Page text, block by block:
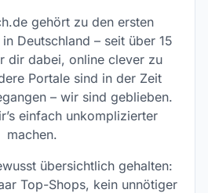
gehört zu den ersten
Deutschland – seit über 15
dir dabei, online clever zu
Portale sind in der Zeit
– wir sind geblieben.
einfach unkomplizierter
machen.
übersichtlich gehalten:
Top-Shops, kein unnötiger